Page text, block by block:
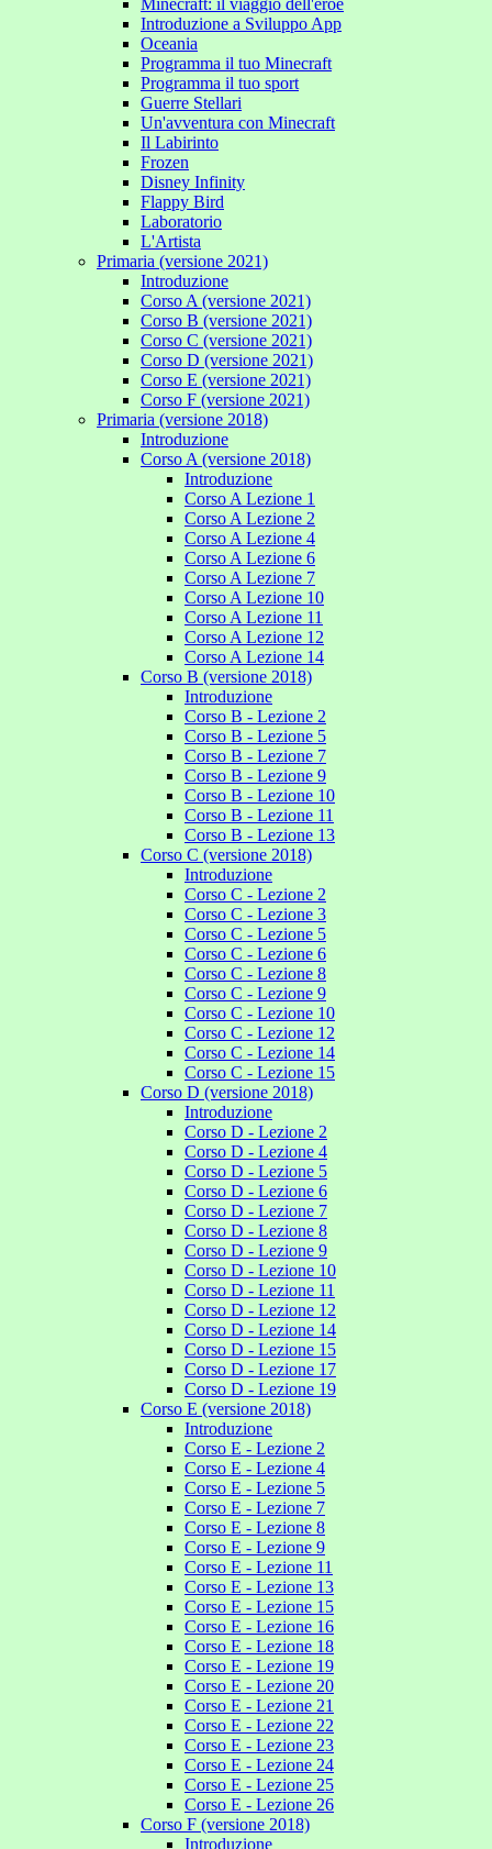
Minecraft: il viaggio dell'eroe
Introduzione a Sviluppo App
Oceania
Programma il tuo Minecraft
Programma il tuo sport
Guerre Stellari
Un'avventura con Minecraft
Il Labirinto
Frozen
Disney Infinity
Flappy Bird
Laboratorio
L'Artista
Primaria (versione 2021)
Introduzione
Corso A (versione 2021)
Corso B (versione 2021)
Corso C (versione 2021)
Corso D (versione 2021)
Corso E (versione 2021)
Corso F (versione 2021)
Primaria (versione 2018)
Introduzione
Corso A (versione 2018)
Introduzione
Corso A Lezione 1
Corso A Lezione 2
Corso A Lezione 4
Corso A Lezione 6
Corso A Lezione 7
Corso A Lezione 10
Corso A Lezione 11
Corso A Lezione 12
Corso A Lezione 14
Corso B (versione 2018)
Introduzione
Corso B - Lezione 2
Corso B - Lezione 5
Corso B - Lezione 7
Corso B - Lezione 9
Corso B - Lezione 10
Corso B - Lezione 11
Corso B - Lezione 13
Corso C (versione 2018)
Introduzione
Corso C - Lezione 2
Corso C - Lezione 3
Corso C - Lezione 5
Corso C - Lezione 6
Corso C - Lezione 8
Corso C - Lezione 9
Corso C - Lezione 10
Corso C - Lezione 12
Corso C - Lezione 14
Corso C - Lezione 15
Corso D (versione 2018)
Introduzione
Corso D - Lezione 2
Corso D - Lezione 4
Corso D - Lezione 5
Corso D - Lezione 6
Corso D - Lezione 7
Corso D - Lezione 8
Corso D - Lezione 9
Corso D - Lezione 10
Corso D - Lezione 11
Corso D - Lezione 12
Corso D - Lezione 14
Corso D - Lezione 15
Corso D - Lezione 17
Corso D - Lezione 19
Corso E (versione 2018)
Introduzione
Corso E - Lezione 2
Corso E - Lezione 4
Corso E - Lezione 5
Corso E - Lezione 7
Corso E - Lezione 8
Corso E - Lezione 9
Corso E - Lezione 11
Corso E - Lezione 13
Corso E - Lezione 15
Corso E - Lezione 16
Corso E - Lezione 18
Corso E - Lezione 19
Corso E - Lezione 20
Corso E - Lezione 21
Corso E - Lezione 22
Corso E - Lezione 23
Corso E - Lezione 24
Corso E - Lezione 25
Corso E - Lezione 26
Corso F (versione 2018)
Introduzione